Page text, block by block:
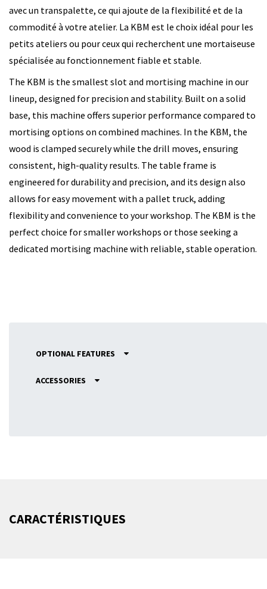
avec un transpalette, ce qui ajoute de la flexibilité et de la
commodité à votre atelier. La KBM est le choix idéal pour les
petits ateliers ou pour ceux qui recherchent une mortaiseuse
spécialisée au fonctionnement fiable et stable.
The KBM is the smallest slot and mortising machine in our
lineup, designed for precision and stability. Built on a solid
base, this machine offers superior performance compared to
mortising options on combined machines. In the KBM, the
wood is clamped securely while the drill moves, ensuring
consistent, high-quality results. The table frame is
engineered for durability and precision, and its design also
allows for easy movement with a pallet truck, adding
flexibility and convenience to your workshop. The KBM is the
perfect choice for smaller workshops or those seeking a
dedicated mortising machine with reliable, stable operation.
OPTIONAL FEATURES
ACCESSORIES
CARACTÉRISTIQUES